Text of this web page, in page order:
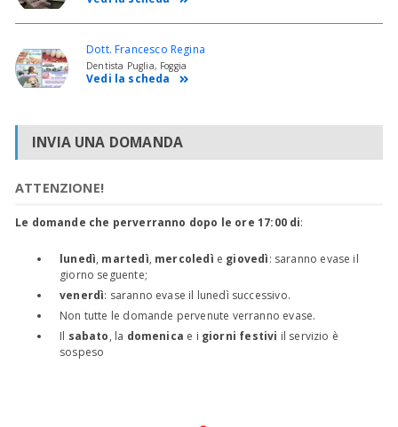
Dott. Francesco Regina
Dentista Puglia, Foggia
Vedi la scheda
INVIA UNA DOMANDA
ATTENZIONE!
Le domande che perverranno dopo le ore 17:00 di:
lunedì, martedì, mercoledì e giovedì: saranno evase il
giorno seguente;
venerdì: saranno evase il lunedì successivo.
Non tutte le domande pervenute verranno evase.
Il sabato, la domenica e i giorni festivi il servizio è
sospeso